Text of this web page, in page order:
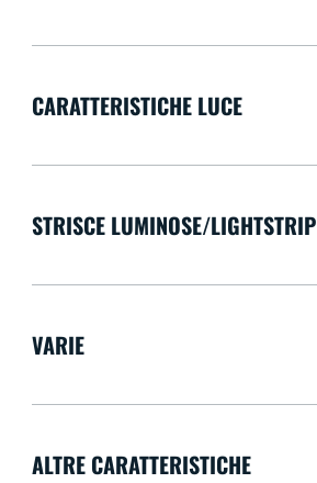
CARATTERISTICHE LUCE
STRISCE LUMINOSE/LIGHTSTRIP
VARIE
ALTRE CARATTERISTICHE